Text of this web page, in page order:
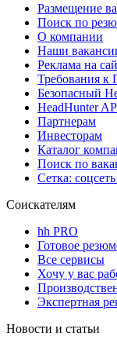
Размещение
Поиск по
О компании
Наши
Реклама на
Требования к
Безопасный
HeadHunter
Партнерам
Инвесторам
Каталог
Поиск по
Сетка:
Соискателям
hh PRO
Готовое
Все сервисы
Хочу у вас
Экспертная
Новости и статьи